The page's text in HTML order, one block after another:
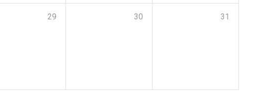
29 30 31